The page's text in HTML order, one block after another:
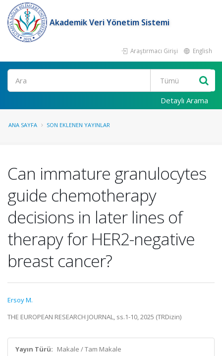
Akademik Veri Yönetim Sistemi
Araştırmacı Girişi English
Ara
Detaylı Arama
ANA SAYFA SON EKLENEN YAYINLAR
Can immature granulocytes
guide chemotherapy
decisions in later lines of
therapy for HER2-negative
breast cancer?
Ersoy M.
THE EUROPEAN RESEARCH JOURNAL, ss.1-10, 2025 (TRDizin)
Yayın Türü: Makale / Tam Makale